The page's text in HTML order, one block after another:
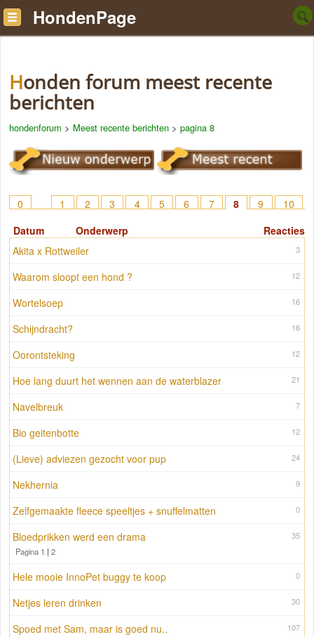
HondenPage
Honden forum meest recente
berichten
hondenforum > Meest recente berichten > pagina 8
0 1 2 3 4 5 6 7 8 9
10
Reacties
Datum Onderwerp
3
Akita x Rottweiler
12
Waarom sloopt een hond ?
16
Wortelsoep
16
Schijndracht?
12
Oorontsteking
21
Hoe lang duurt het wennen aan de waterblazer
7
Navelbreuk
12
Bio geitenbotte
24
(Lieve) adviezen gezocht voor pup
9
Nekhernia
0
Zelfgemaakte fleece speeltjes + snuffelmatten
35
Bloedprikken werd een drama
Pagina 1 | 2
0
Hele mooie InnoPet buggy te koop
30
Netjes leren drinken
107
Spoed met Sam, maar is goed nu..